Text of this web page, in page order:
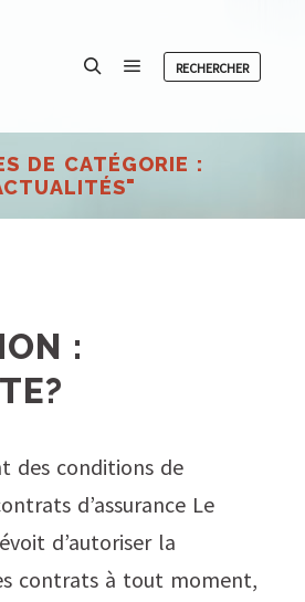
RECHERCHER
DE CATÉGORIE :
"
:
des conditions de
d’assurance Le
d’autoriser la
contrats à tout moment,